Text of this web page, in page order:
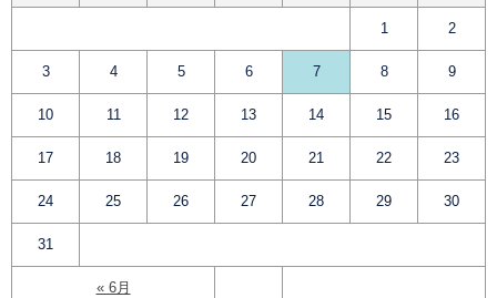
« 6月
1 2
3 4 5 6 7 8 9
10 11 12 13 14 15 16
17 18 19 20 21 22 23
24 25 26 27 28 29 30
31